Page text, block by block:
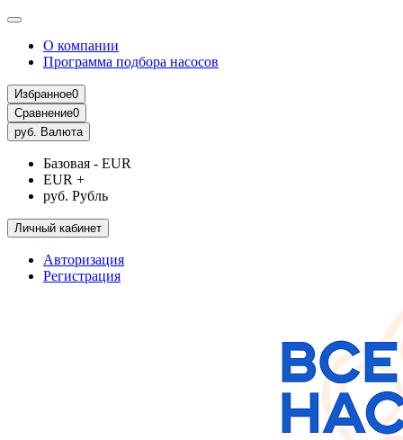
О компании
Программа подбора насосов
Избранное0
Сравнение0
руб. Валюта
Базовая - EUR
EUR +
руб. Рубль
Личный кабинет
Авторизация
Регистрация